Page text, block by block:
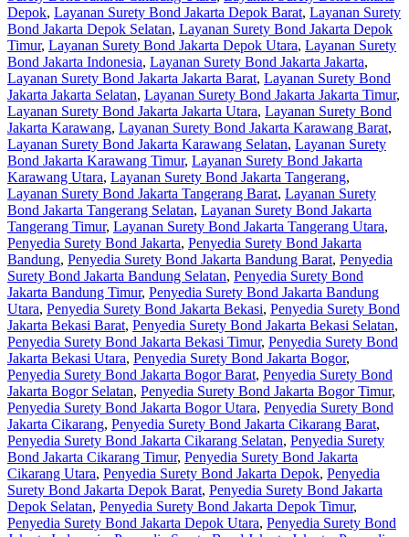
Depok, Layanan Surety Bond Jakarta Depok Barat, Layanan Surety
Bond Jakarta Depok Selatan, Layanan Surety Bond Jakarta Depok
Timur, Layanan Surety Bond Jakarta Depok Utara, Layanan Surety
Bond Jakarta Indonesia, Layanan Surety Bond Jakarta Jakarta,
Layanan Surety Bond Jakarta Jakarta Barat, Layanan Surety Bond
Jakarta Jakarta Selatan, Layanan Surety Bond Jakarta Jakarta Timur,
Layanan Surety Bond Jakarta Jakarta Utara, Layanan Surety Bond
Jakarta Karawang, Layanan Surety Bond Jakarta Karawang Barat,
Layanan Surety Bond Jakarta Karawang Selatan, Layanan Surety
Bond Jakarta Karawang Timur, Layanan Surety Bond Jakarta
Karawang Utara, Layanan Surety Bond Jakarta Tangerang,
Layanan Surety Bond Jakarta Tangerang Barat, Layanan Surety
Bond Jakarta Tangerang Selatan, Layanan Surety Bond Jakarta
Tangerang Timur, Layanan Surety Bond Jakarta Tangerang Utara,
Penyedia Surety Bond Jakarta, Penyedia Surety Bond Jakarta
Bandung, Penyedia Surety Bond Jakarta Bandung Barat, Penyedia
Surety Bond Jakarta Bandung Selatan, Penyedia Surety Bond
Jakarta Bandung Timur, Penyedia Surety Bond Jakarta Bandung
Utara, Penyedia Surety Bond Jakarta Bekasi, Penyedia Surety Bond
Jakarta Bekasi Barat, Penyedia Surety Bond Jakarta Bekasi Selatan,
Penyedia Surety Bond Jakarta Bekasi Timur, Penyedia Surety Bond
Jakarta Bekasi Utara, Penyedia Surety Bond Jakarta Bogor,
Penyedia Surety Bond Jakarta Bogor Barat, Penyedia Surety Bond
Jakarta Bogor Selatan, Penyedia Surety Bond Jakarta Bogor Timur,
Penyedia Surety Bond Jakarta Bogor Utara, Penyedia Surety Bond
Jakarta Cikarang, Penyedia Surety Bond Jakarta Cikarang Barat,
Penyedia Surety Bond Jakarta Cikarang Selatan, Penyedia Surety
Bond Jakarta Cikarang Timur, Penyedia Surety Bond Jakarta
Cikarang Utara, Penyedia Surety Bond Jakarta Depok, Penyedia
Surety Bond Jakarta Depok Barat, Penyedia Surety Bond Jakarta
Depok Selatan, Penyedia Surety Bond Jakarta Depok Timur,
Penyedia Surety Bond Jakarta Depok Utara, Penyedia Surety Bond